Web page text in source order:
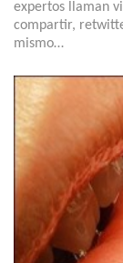
expertos llaman
compartir,
mismo…